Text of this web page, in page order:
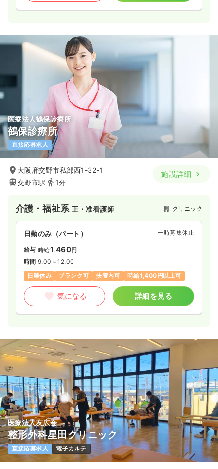
医療法人鶴保診療所
鶴保診療所
直接応募求人
大阪府交野市私部西1-32-1
交野市駅
1分
施設詳細
介護・福祉系正・准看護師 クリニック
日勤のみ（パート） 一時募集休止
給与 時給1,460円
時間 9:00～12:00
日曜休み
ブランク可 扶養内可 時給1,400円以上可
気になる 詳細を見る
医療法人友広会
整形外科星田クリニック
直接応募求人 電子カルテ